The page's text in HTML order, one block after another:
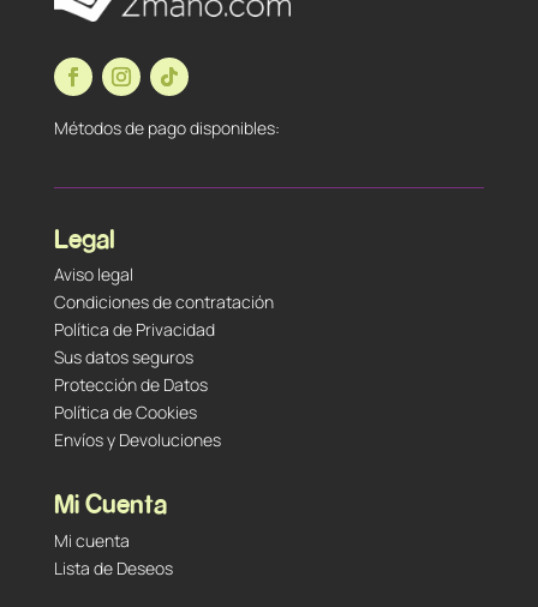
Métodos de pago disponibles:
Legal
Aviso legal
Condiciones de contratación
Política de Privacidad
Sus datos seguros
Protección de Datos
Política de Cookies
Envíos y Devoluciones
Mi Cuenta
Mi cuenta
Lista de Deseos